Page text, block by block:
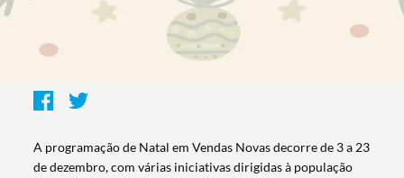
A programação de Natal em Vendas Novas decorre de 3 a 23
de dezembro, com várias iniciativas dirigidas à população